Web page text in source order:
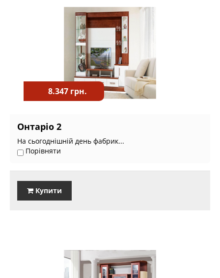
8.347 грн.
Онтаріо 2
На сьогоднішній день фабрик...
Порівняти
Купити